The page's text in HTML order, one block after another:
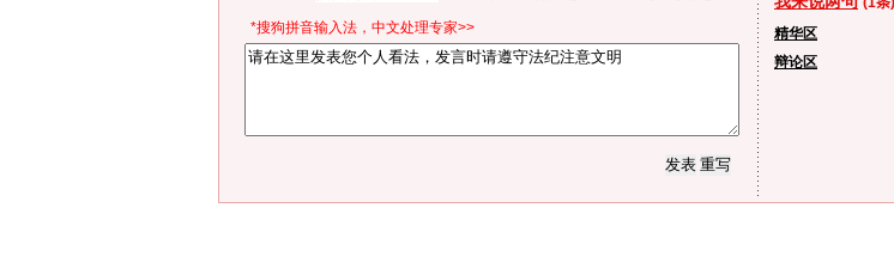
*搜狗拼音输入法，中文处理专家>>
精华区
辩论区